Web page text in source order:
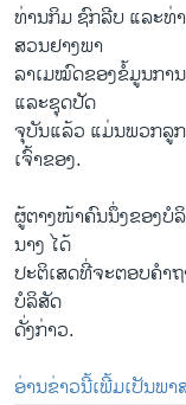
ທ່ານ​ກິ​ມ ຊົກ​ລີບ ​ແລະ​ທ່
ສວນ​ຢາງ​ພາ
ລາ​ເມ​ໝົດຂອງຂໍ້ມູນກາ
ແລະຊຸດປັດ
ຈຸບັນແລ້ວ ແມ່ນພວກ​ລູກ​
ເຈົ້າຂອງ.
ຜູ້​ຕາງໜ້າຄົນ​ນຶ່ງ​ຂອງບໍ
ນາງ ​ໄດ້​
ປະຕິ​ເສດ​ທີ່ຈະຕອບຄຳ​
ບໍລິສັດ
ດັ່ງກ່າວ.
ອ່ານຂ່າວນີ້ເພີ້ມເປັນພາ